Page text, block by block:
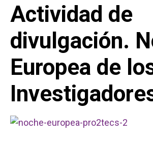
Actividad de
divulgación.
Europea de